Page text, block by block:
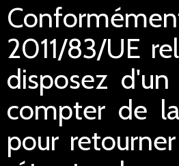
2011/83/UE
disposez
compter de
pour